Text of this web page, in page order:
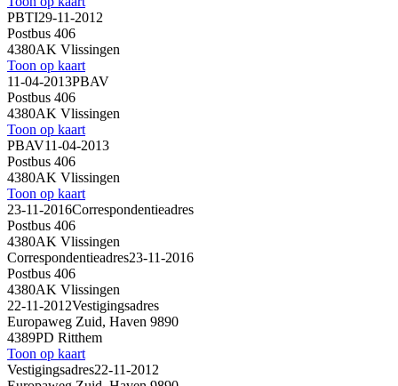
PBTI29-11-2012
Postbus 406
4380AK Vlissingen
Toon op kaart
11-04-2013PBAV
Postbus 406
4380AK Vlissingen
Toon op kaart
PBAV11-04-2013
Postbus 406
4380AK Vlissingen
Toon op kaart
23-11-2016Correspondentieadres
Postbus 406
4380AK Vlissingen
Correspondentieadres23-11-2016
Postbus 406
4380AK Vlissingen
22-11-2012Vestigingsadres
Europaweg Zuid, Haven 9890
4389PD Ritthem
Toon op kaart
Vestigingsadres22-11-2012